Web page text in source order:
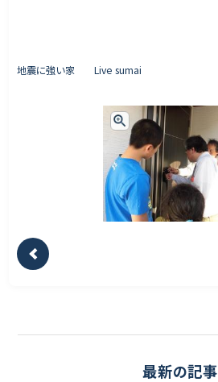
Staff ブログ&News
地震に強い家 Live sumai
最新の記事